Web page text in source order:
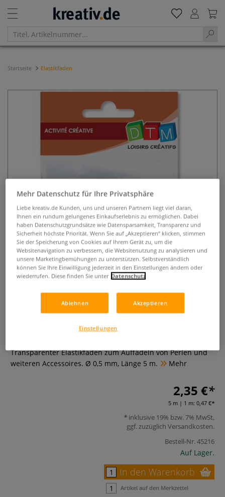
Startseite Elastikfaden
Elastikfaden
0 Bewertungen
Transparenter Elastikfaden zum Auffädeln von Perlen und
weiteren Accessoires. Ø 0,5 mm, Länge 5 m.
Mehr
2,35 €
5 m | 1 m: 0,47 €
inklusive 19% bzw. 7% MwSt,
ggf. zuzüglich Versandkosten.
Bestell-Nr.45216
Auf Lager.
In den Warenkorb
Artikel auf den Merkzettel
Mehr Datenschutz für Ihre Privatsphäre
Liebe kreativ.de Kunden, uns und unseren Partnern liegt viel daran,
Ihnen ein rundum gelungenes Einkaufserlebnis zu ermöglichen. Dabei
haben Datenschutzgrundsätze wie Datensparsamkeit, Transparenz und
Sicherheit höchste Priorität. Wenn Sie auf „Akzeptieren“ klicken, stimmen
Sie der Speicherung von Cookies auf Ihrem Gerät zu, um die
Websitenavigation zu verbessern, die Websitenutzung zu analysieren und
unsere Marketingbemühungen zu unterstützen. Selbstverständlich
können Sie Ihre Einwilligung jederzeit in den Einstellungen ändern oder
wiederrufen. Diese finden Sie unter Datenschutz
Ablehnen Akzeptieren
Einstellungen